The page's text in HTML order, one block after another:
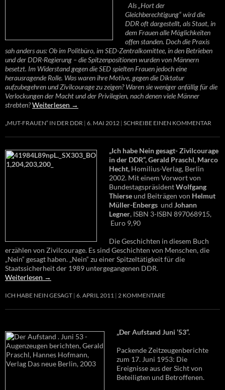
Als „Hort der
Gleichberechtigung“ wird die
DDR oft dargestellt, als Staat, in
dem Frauen alle Möglichkeiten
offen standen. Doch die Praxis
sah anders aus: Ob im Politbüro, im SED-Zentralkomittee, in den Betrieben
und der DDR-Regierung – die Spitzenpositionen wurden von Männern
besetzt. Im Widerstand gegen die SED spielten Frauen jedoch eine
herausragende Rolle. Was waren ihre Motive, gegen die Diktatur
aufzubegehren und Zivilcourage zu zeigen? Waren sie weniger anfällig für die
Verlockungen der Macht und der Privilegien, nach denen viele Männer
strebten?Weiterlesen →
„MUT-FRAUEN“ IN DER DDR 6. MAI 2012 SCHREIBE EINEN KOMMENTAR
„Ich habe Nein gesagt- Zivilcourage
in der DDR“, Gerald Praschl, Marco
Hecht, Homilius-Verlag, Berlin
2002. Mit einem Vorwort von
BundestagspräsidentWolfgang
Thierseund Beiträgen von Helmut
Müller-Enbergs und Johann
Legner, ISBN 3-ISBN 897068915,
Euro 9,90
Die Geschichten in diesem Buch
erzählen von Zivilcourage. Es sind Geschichten von Menschen, die
„Nein“ gesagt haben. „Nein“ zu einer Spitzeltätigkeit für die
Staatssicherheit der 1989 untergegangenen DDR.
Weiterlesen →
ICH HABE NEIN GESAGT 6. APRIL 2011 2 KOMMENTARE
„Der Aufstand Juni ’53“.
Packende Zeitzeugenberichte
zum 17. Juni 1953: Die
Ereignisse aus der Sicht von
Beteiligten und Betroffenen.